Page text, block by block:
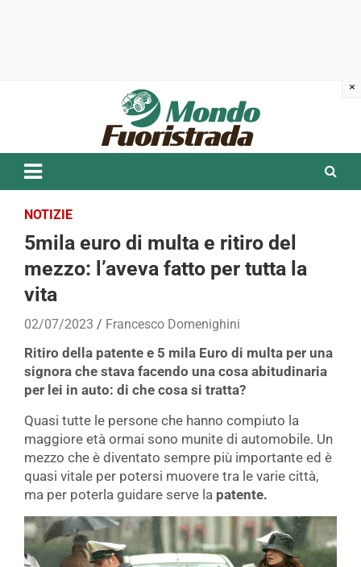
NOTIZIE
5mila euro di multa e ritiro del
mezzo: l’aveva fatto per tutta la
vita
02/07/2023 Francesco Domenighini
Ritiro della patente e 5 mila Euro di multa per una
signora che stava facendo una cosa abitudinaria
per lei in auto: di che cosa si tratta?
Quasi tutte le persone che hanno compiuto la
maggiore età ormai sono munite di automobile. Un
mezzo che è diventato sempre più importante ed è
quasi vitale per potersi muovere tra le varie città,
ma per poterla guidare serve la patente.